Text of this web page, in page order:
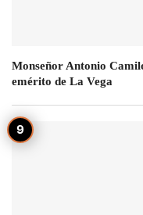
Monseñor Antonio
emérito de La Vega